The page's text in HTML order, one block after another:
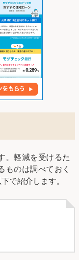
。軽減を受けるた
ものは調べておく
で紹介します。